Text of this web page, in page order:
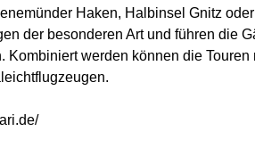
Haken, Halbinsel Gnitz
der besonderen Art und führen die
werden können die